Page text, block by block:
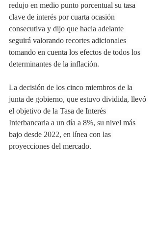
redujo en medio punto porcentual su tasa
clave de interés por cuarta ocasión
consecutiva y dijo que hacia adelante
seguirá valorando recortes adicionales
tomando en cuenta los efectos de todos los
determinantes de la inflación.
La decisión de los cinco miembros de la
junta de gobierno, que estuvo dividida, llevó
el objetivo de la Tasa de Interés
Interbancaria a un día a 8%, su nivel más
bajo desde 2022, en línea con las
proyecciones del mercado.